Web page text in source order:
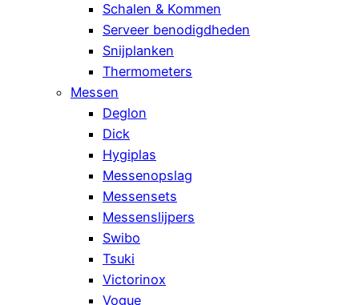
Schalen & Kommen
Serveer benodigdheden
Snijplanken
Thermometers
Messen
Deglon
Dick
Hygiplas
Messenopslag
Messensets
Messenslijpers
Swibo
Tsuki
Victorinox
Vogue